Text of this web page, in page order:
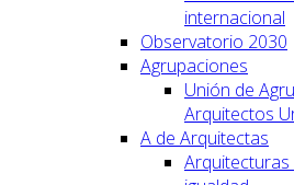
internacional
Observatorio 2030
Agrupaciones
Unión de
Arquitectos
A de Arquitectas
Arquitecturas